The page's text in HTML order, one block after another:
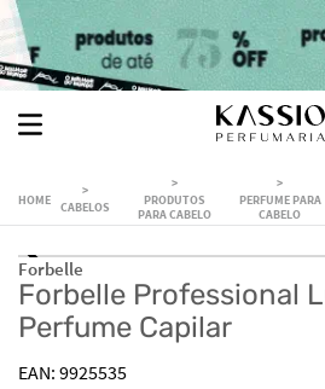
CABELOS
PRODUTOS
PARA CABELO
PERFUME PARA
CABELO
Forbelle
Forbelle Professional
Perfume Capilar
9925535